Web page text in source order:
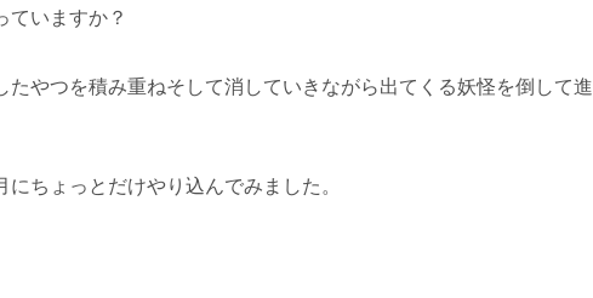
ていますか？
たやつを積み重ねそして消していきながら出てくる妖怪を倒して進
ちょっとだけやり込んでみました。